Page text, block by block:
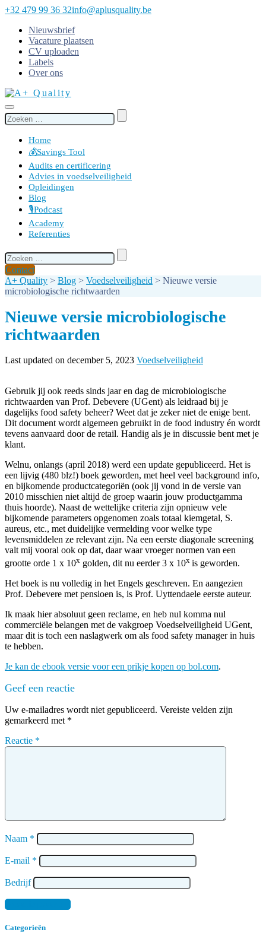
+32 479 99 36 32info@aplusquality.be
Nieuwsbrief
Vacature plaatsen
CV uploaden
Labels
Over ons
Search
for:
Home
💰Savings Tool
Audits en certificering
Advies in voedselveiligheid
Opleidingen
Blog
🎙️Podcast
Academy
Referenties
Search
for:
Contact
A+ Quality > Blog > Voedselveiligheid > Nieuwe versie
microbiologische richtwaarden
Nieuwe versie microbiologische
richtwaarden
Last updated on december 5, 2023 Voedselveiligheid
Gebruik jij ook reeds sinds jaar en dag de microbiologische
richtwaarden van Prof. Debevere (UGent) als leidraad bij je
dagelijks food safety beheer? Weet dat je zeker niet de enige bent.
Dit document wordt algemeen gebruikt in de food industry én wordt
tevens aanvaard door de retail. Handig als je in discussie bent met je
klant.
Welnu, onlangs (april 2018) werd een update gepubliceerd. Het is
een lijvig (480 blz!) boek geworden, met heel veel background info,
en bijkomende productcategoriën (ook jij vond in de versie van
2010 misschien niet altijd de groep waarin jouw productgamma
thuis hoorde). Naast de wettelijke criteria zijn opnieuw vele
bijkomende parameters opgenomen zoals totaal kiemgetal, S.
aureus, etc., met duidelijke vermelding voor welke type
levensmiddelen ze relevant zijn. Na een eerste diagonale screening
valt mij vooral ook op dat, daar waar vroeger normen van een
grootte orde 1 x 10x golden, dit nu eerder 3 x 10x is geworden.
Het boek is nu volledig in het Engels geschreven. En aangezien
Prof. Debevere met pensioen is, is Prof. Uyttendaele eerste auteur.
Ik maak hier absoluut geen reclame, en heb nul komma nul
commerciële belangen met de vakgroep Voedselveiligheid UGent,
maar dit is toch een naslagwerk om als food safety manager in huis
te hebben.
Je kan de ebook versie voor een prikje kopen op bol.com.
Geef een reactie
Uw e-mailadres wordt niet gepubliceerd. Vereiste velden zijn
gemarkeerd met *
Reactie *
Naam *
E-mail *
Bedrijf
Categorieën